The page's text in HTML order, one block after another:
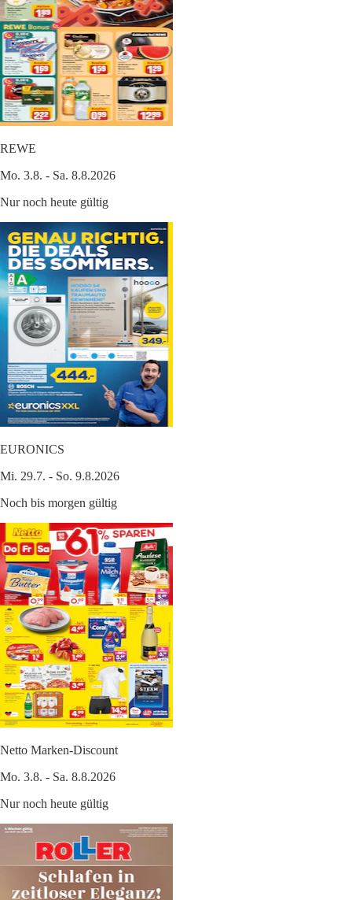
REWE
Mo. 3.8. - Sa. 8.8.2026
Nur noch heute gültig
EURONICS
Mi. 29.7. - So. 9.8.2026
Noch bis morgen gültig
Netto Marken-Discount
Mo. 3.8. - Sa. 8.8.2026
Nur noch heute gültig